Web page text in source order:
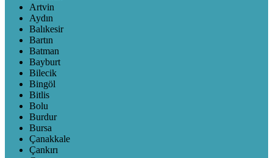
Artvin
Aydın
Balıkesir
Bartın
Batman
Bayburt
Bilecik
Bingöl
Bitlis
Bolu
Burdur
Bursa
Çanakkale
Çankırı